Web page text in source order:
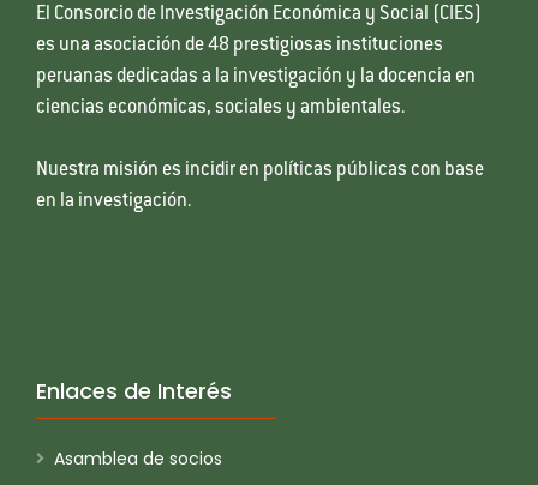
El Consorcio de Investigación Económica y Social (CIES)
es una asociación de 48 prestigiosas instituciones
peruanas dedicadas a la investigación y la docencia en
ciencias económicas, sociales y ambientales.
Nuestra misión es incidir en políticas públicas con base
en la investigación.
Enlaces de Interés
Asamblea de socios